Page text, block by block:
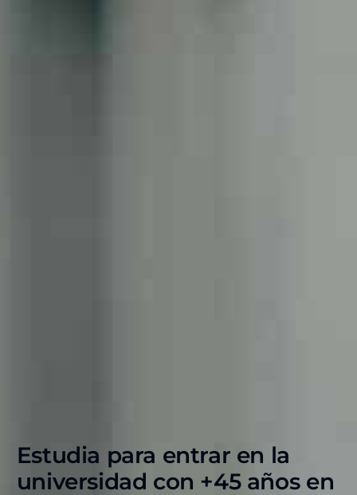
Estudia para entrar en la
universidad con +45 años en